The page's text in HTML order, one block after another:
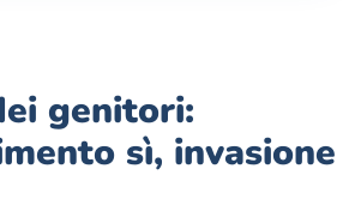
genitori:
sì, invasione